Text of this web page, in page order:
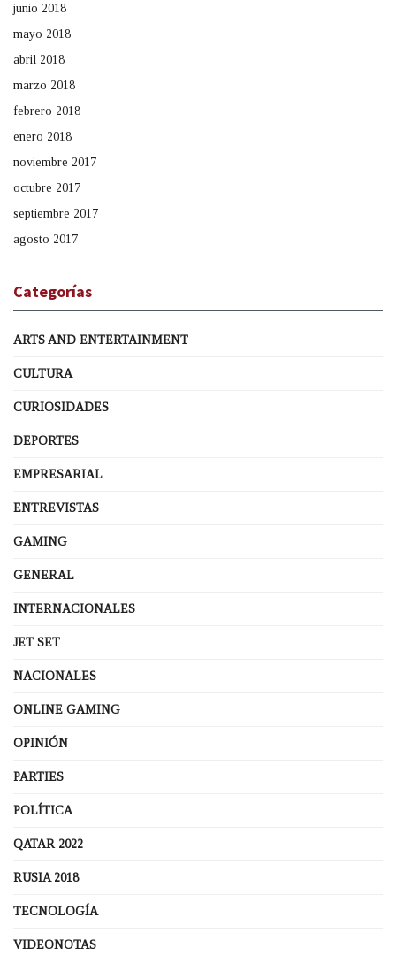
junio 2018
mayo 2018
abril 2018
marzo 2018
febrero 2018
enero 2018
noviembre 2017
octubre 2017
septiembre 2017
agosto 2017
Categorías
ARTS AND ENTERTAINMENT
CULTURA
CURIOSIDADES
DEPORTES
EMPRESARIAL
ENTREVISTAS
GAMING
GENERAL
INTERNACIONALES
JET SET
NACIONALES
ONLINE GAMING
OPINIÓN
PARTIES
POLÍTICA
QATAR 2022
RUSIA 2018
TECNOLOGÍA
VIDEONOTAS